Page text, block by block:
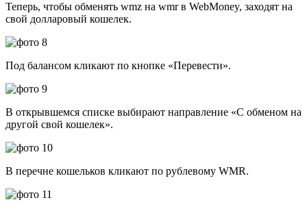
Теперь, чтобы обменять wmz на wmr в WebMoney, заходят на
свой долларовый кошелек.
Под балансом кликают по кнопке «Перевести».
В открывшемся списке выбирают направление «С обменом на
другой свой кошелек».
В перечне кошельков кликают по рублевому WMR.